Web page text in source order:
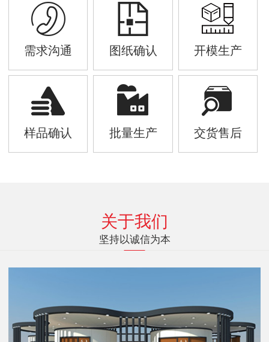
需求沟通 图纸确认 开模生产
样品确认 批量生产 交货售后
关于我们
坚持以诚信为本